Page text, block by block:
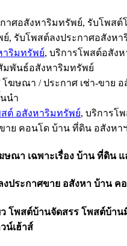
าศอสังหาริมทรัพย์, รับโพส
, รับโพสต์ลงประกาศอสังหา
าริมทรัพย์, บริการโพสต์อสัง
มพันธ์อสังหาริมทรัพย์
โฆษณา / ประกาศ เช่า-ขาย
นำ
ต์ อสังหาริมทรัพย์, บริการโ
าย คอนโด บ้าน ที่ดิน อสังหา
ษณา เฉพาะเรื่อง บ้าน ที่ดิน
งประกาศขาย อสังหา บ้าน ค
โพสต์บ้านจัดสรร โพสต์บ้า
น์เฮ้าส์